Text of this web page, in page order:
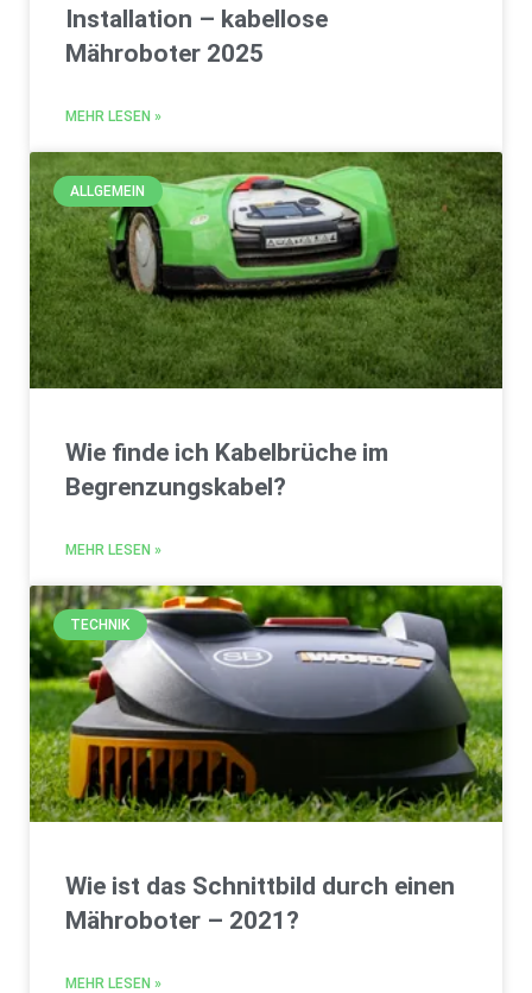
Installation – kabellose
Mähroboter 2025
MEHR LESEN »
ALLGEMEIN
Wie finde ich Kabelbrüche im
Begrenzungskabel?
MEHR LESEN »
TECHNIK
Wie ist das Schnittbild durch einen
Mähroboter – 2021?
MEHR LESEN »